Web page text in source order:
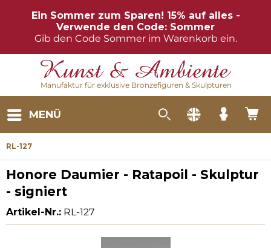
Ein Sommer zum Sparen! 15% auf alles -
Verwende den Code: Sommer
Gib den Code Sommer im Warenkorb ein.
Manufaktur für exklusive Bronzefiguren & Skulpturen
MENÜ
RL-127
Honore Daumier - Ratapoil - Skulptur
- signiert
Artikel-Nr.: RL-127